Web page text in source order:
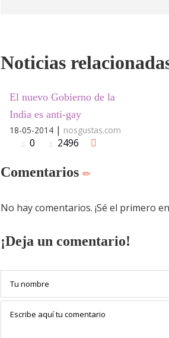
Noticias
El nuevo Gobierno de la
India es anti-gay
18-05-2014 | nosgustas.com
0 2496
Comentarios
No hay comentarios. ¡Sé el primero
¡Deja un comentario!